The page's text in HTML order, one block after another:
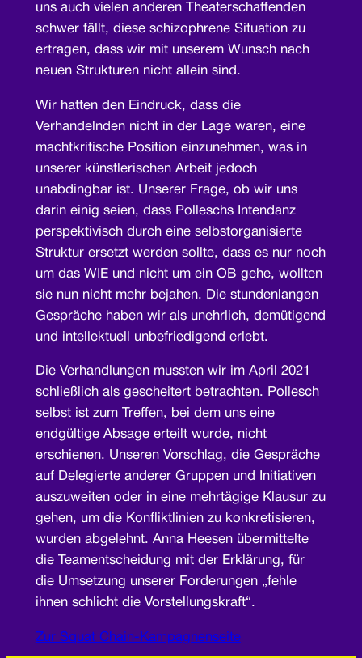
uns auch vielen anderen Theaterschaffenden
schwer fällt, diese schizophrene Situation zu
ertragen, dass wir mit unserem Wunsch nach
neuen Strukturen nicht allein sind.
Wir hatten den Eindruck, dass die
Verhandelnden nicht in der Lage waren, eine
machtkritische Position einzunehmen, was in
unserer künstlerischen Arbeit jedoch
unabdingbar ist. Unserer Frage, ob wir uns
darin einig seien, dass Polleschs Intendanz
perspektivisch durch eine selbstorganisierte
Struktur ersetzt werden sollte, dass es nur noch
um das WIE und nicht um ein OB gehe, wollten
sie nun nicht mehr bejahen. Die stundenlangen
Gespräche haben wir als unehrlich, demütigend
und intellektuell unbefriedigend erlebt.
Die Verhandlungen mussten wir im April 2021
schließlich als gescheitert betrachten. Pollesch
selbst ist zum Treffen, bei dem uns eine
endgültige Absage erteilt wurde, nicht
erschienen. Unseren Vorschlag, die Gespräche
auf Delegierte anderer Gruppen und Initiativen
auszuweiten oder in eine mehrtägige Klausur zu
gehen, um die Konfliktlinien zu konkretisieren,
wurden abgelehnt. Anna Heesen übermittelte
die Teamentscheidung mit der Erklärung, für
die Umsetzung unserer Forderungen „fehle
ihnen schlicht die Vorstellungskraft“.
Zur Squat Chain-Kampagnenseite